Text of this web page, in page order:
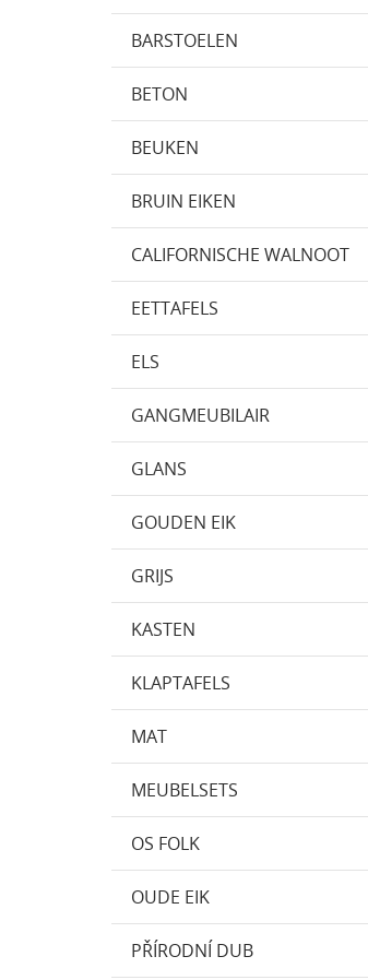
BARSTOELEN
BETON
BEUKEN
BRUIN EIKEN
CALIFORNISCHE WALNOOT
EETTAFELS
ELS
GANGMEUBILAIR
GLANS
GOUDEN EIK
GRIJS
KASTEN
KLAPTAFELS
MAT
MEUBELSETS
OS FOLK
OUDE EIK
PŘÍRODNÍ DUB